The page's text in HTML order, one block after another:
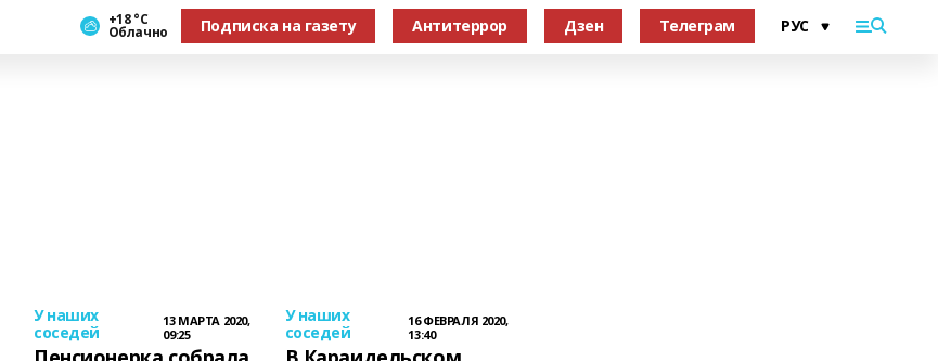
+18 °С
Облачно Подписка на газету Антитеррор Дзен Телеграм
У наших
соседей
13 МАРТА 2020,
09:25
У наших
соседей
16 ФЕВРАЛЯ 2020,
13:40